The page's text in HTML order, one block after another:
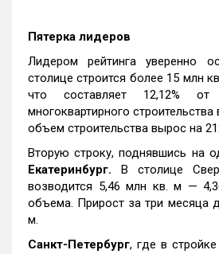
Пятерка лидеров
Лидером рейтинга уверенно
столице строится более 15 млн
что составляет 12,12%
многоквартирного строительства
объем строительства вырос на
Вторую строку, поднявшись на
Екатеринбург. В столице
возводится 5,46 млн кв. м —
объема. Прирост за три месяца
м.
Санкт-Петербург, где в